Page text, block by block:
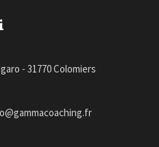
- 31770 Colomiers